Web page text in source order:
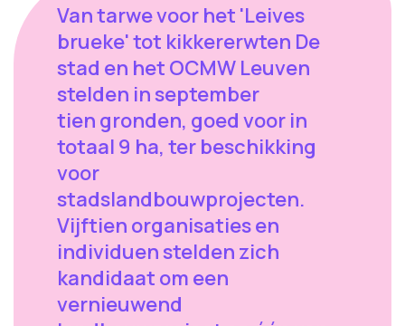
Van tarwe voor het 'Leives
brueke' tot kikkererwten De
stad en het OCMW Leuven
stelden in september
tien gronden, goed voor in
totaal 9 ha, ter beschikking
voor
stadslandbouwprojecten.
Vijftien organisaties en
individuen stelden zich
kandidaat om een
vernieuwend